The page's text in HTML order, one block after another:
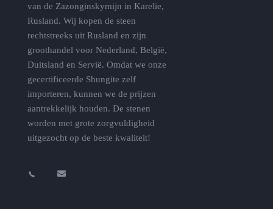
van de Zazonginskymijn in Karelie,
Rusland. Wij kopen de steen
rechtstreeks uit Rusland en zijn
groothandel voor Nederland, België,
Duitsland en Servië. Omdat we onze
gecertificeerde Shungite zelf
importeren, kunnen we de prijzen
aantrekkelijk houden. De stenen
worden met grote zorgvuldigheid
uitgezocht op de beste kwaliteit!